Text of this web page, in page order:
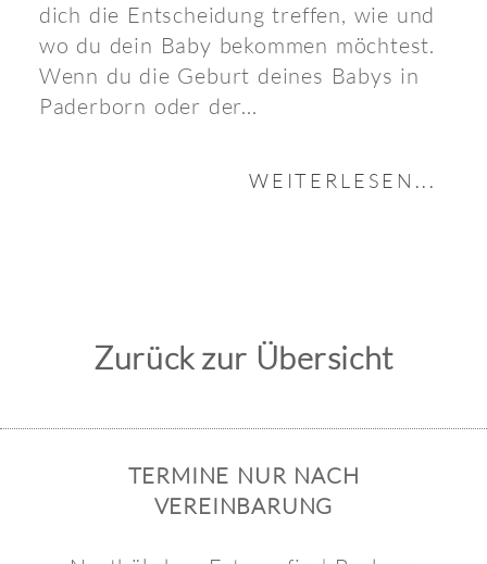
dich die Entscheidung treffen, wie und
wo du dein Baby bekommen möchtest.
Wenn du die Geburt deines Babys in
Paderborn oder der...
WEITERLESEN...
Zurück zur Übersicht
TERMINE NUR NACH
VEREINBARUNG